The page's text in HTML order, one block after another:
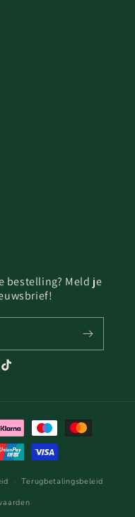
bestelling? Meld je
TikTok
Terugbetalingsbeleid